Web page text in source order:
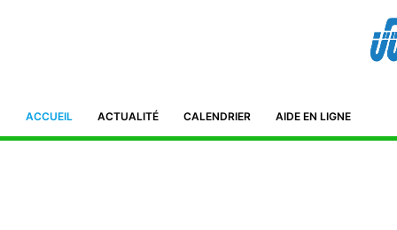
ACCUEIL ACTUALITÉ CALENDRIER AIDE EN LIGNE